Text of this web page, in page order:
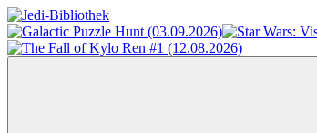
Zum
Inhalt
springen
Jedi-
Bibliothek
Das
Portal